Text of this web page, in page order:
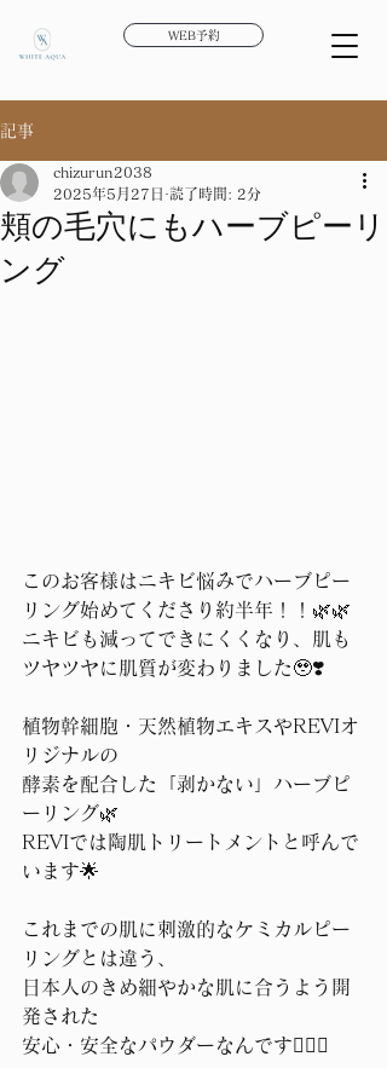
WEB予約
記事
頬の毛穴にもハーブピーリ
ング
chizurun2038
2025年5月27日
読了時間: 2分
このお客様はニキビ悩みでハーブピー
リング始めてくださり約半年！！🌿🌿
ニキビも減ってできにくくなり、肌も
ツヤツヤに肌質が変わりました🥹❣️
植物幹細胞・天然植物エキスやREVIオ
リジナルの
酵素を配合した「剥かない」ハーブピ
ーリング🌿
REVIでは陶肌トリートメントと呼んで
います🌟
これまでの肌に刺激的なケミカルピー
リングとは違う、
日本人のきめ細やかな肌に合うよう開
発された
安心・安全なパウダーなんです🙆‍♀️✨